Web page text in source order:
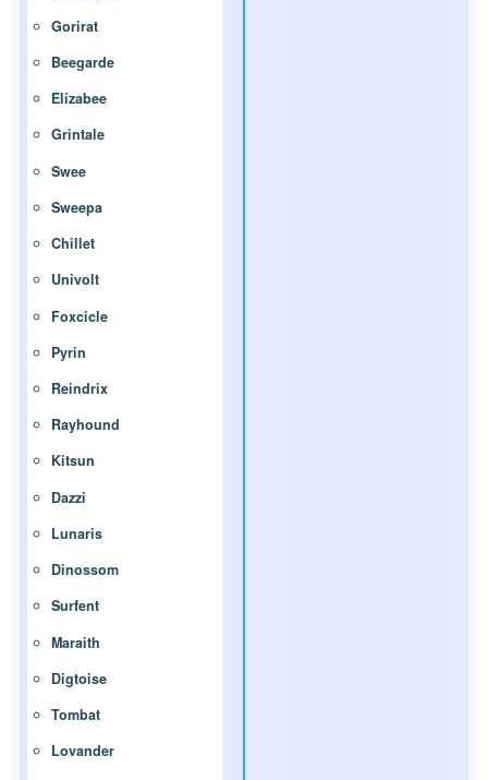
Gorirat
Beegarde
Elizabee
Grintale
Swee
Sweepa
Chillet
Univolt
Foxcicle
Pyrin
Reindrix
Rayhound
Kitsun
Dazzi
Lunaris
Dinossom
Surfent
Maraith
Digtoise
Tombat
Lovander